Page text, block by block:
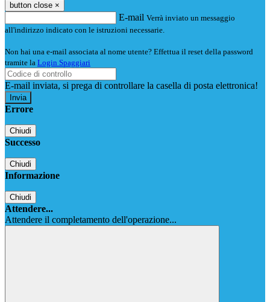
button close ×
E-mail Verrà inviato un messaggio
all'indirizzo indicato con le istruzioni necessarie.
Non hai una e-mail associata al nome utente? Effettua il reset della password
tramite la Login Spaggiari
E-mail inviata, si prega di controllare la casella di posta elettronica!
Errore
Chiudi
Successo
Chiudi
Informazione
Chiudi
Attendere...
Attendere il completamento dell'operazione...